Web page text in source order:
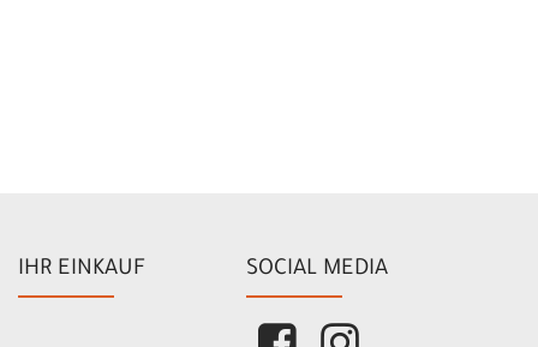
IHR EINKAUF SOCIAL MEDIA